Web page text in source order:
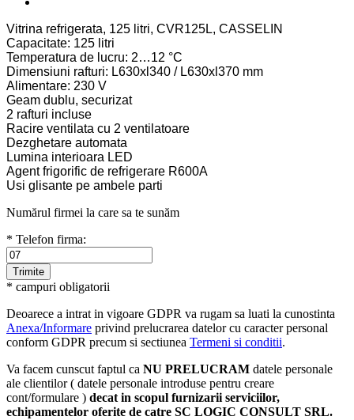
Vitrina refrigerata, 125 litri, CVR125L, CASSELIN
Capacitate: 125 litri
Temperatura de lucru: 2…12 °C
Dimensiuni rafturi: L630xl340 / L630xl370 mm
Alimentare: 230 V
Geam dublu, securizat
2 rafturi incluse
Racire ventilata cu 2 ventilatoare
Dezghetare automata
Lumina interioara LED
Agent frigorific de refrigerare R600A
Usi glisante pe ambele parti
Numărul firmei la care sa te sunăm
* Telefon firma:
* campuri obligatorii
Deoarece a intrat in vigoare GDPR va rugam sa luati la cunostinta
Anexa/Informare privind prelucrarea datelor cu caracter personal
conform GDPR precum si sectiunea Termeni si conditii.
Va facem cunscut faptul ca NU PRELUCRAM datele personale
ale clientilor ( datele personale introduse pentru creare
cont/formulare ) decat in scopul furnizarii serviciilor,
echipamentelor oferite de catre SC LOGIC CONSULT SRL.